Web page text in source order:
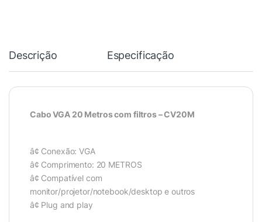
Descrição Especificação
Cabo VGA 20 Metros com filtros – CV20M
â¢ Conexão: VGA
â¢ Comprimento: 20 METROS
â¢ Compatível com
monitor/projetor/notebook/desktop e outros
â¢ Plug and play